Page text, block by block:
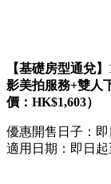
【基礎房型通兌
影美拍服務+雙人
價：HK$1,603）
優惠開售日子：即
適用日期：即日起